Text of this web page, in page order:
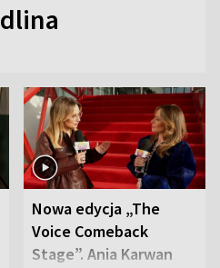
Nowa edycja „The
Voice Comeback
Stage”. Ania Karwan